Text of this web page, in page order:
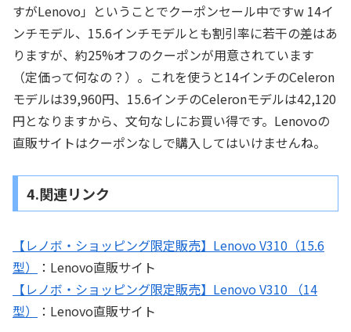
すがLenovo」ということでクーポンセール中ですw 14イ
ンチモデル、15.6インチモデルとも割引率に若干の差はあ
りますが、約25%オフのクーポンが用意されています
（定価って何なの？）。これを使うと14インチのCeleron
モデルは39,960円、15.6インチのCeleronモデルは42,120
円となりますから、文句なしにお買い得です。Lenovoの
直販サイトはクーポンなしで購入してはいけませんね。
4.関連リンク
【レノボ・ショッピング限定販売】Lenovo V310（15.6
型）
：Lenovo直販サイト
【レノボ・ショッピング限定販売】Lenovo V310 （14
型）
：Lenovo直販サイト